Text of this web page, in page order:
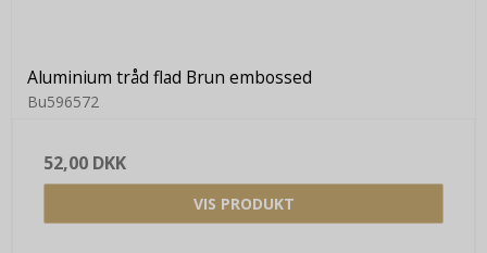
Aluminium tråd flad Brun embossed
Bu596572
52,00 DKK
VIS PRODUKT